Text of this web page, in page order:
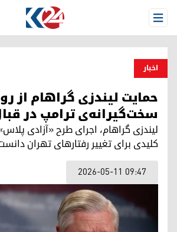
Open Menu
اخبار
حمایت لیندزی گراهام از
سخت‌گیرانه‌ی ترامپ در
لیندزی گراهام، اجرای طرح «آزادی
کلیدی برای تغییر رفتارهای تهران
2026-05-11 09:47